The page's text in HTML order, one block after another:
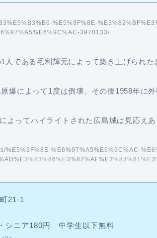
%E5%9F%8E-
3970133/
である毛利輝元によって築き上げられた
爆によって1度は倒壊。その後1958年に外
よってハイライトされた広島城は見応えあ
%E5%9F%8E-%E6%97%A5%E6%9C%AC-
21-1
シニア180円 中学生以下無料